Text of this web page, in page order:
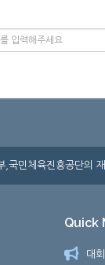
력
,국민체육진흥공단의
Quick
대